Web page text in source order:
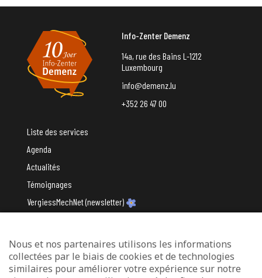
Info-Zenter Demenz
14a, rue des Bains L-1212
Luxembourg
info@demenz.lu
+352 26 47 00
Liste des services
Agenda
Actualités
Témoignages
VergiessMechNet (newsletter)
Avec le soutien du
Nous et nos partenaires utilisons les informations
collectées par le biais de cookies et de technologies
similaires pour améliorer votre expérience sur notre